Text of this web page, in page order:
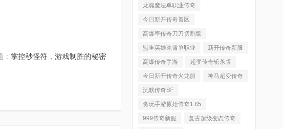
： 掌控秒怪符，游戏制胜的秘密
龙魂魔法单职业传奇
今日新开传奇首区
高爆率传奇刀刀切割版
盟重英雄冰雪单职业 新开传奇新服
高爆传奇手游 超变传奇斩杀版
今日新开传奇火龙服 神马超变传奇
沉默传奇SF
贪玩手游原始传奇1.85
999传奇新服 复古超级变态传奇